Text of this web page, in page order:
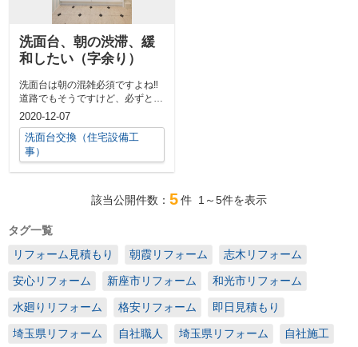
洗面台、朝の渋滞、緩
和したい（字余り）
洗面台は朝の混雑必須ですよね‼
道路でもそうですけど、必ずと言
っていいほど渋滞するポイントが
あるかと思...
2020-12-07
洗面台交換（住宅設備工
事）
該当公開件数： 5件 1～5件を表示
タグ一覧
リフォーム見積もり
朝霞リフォーム 志木リフォーム
安心リフォーム 新座市リフォーム 和光市リフォーム
水廻りリフォーム 格安リフォーム 即日見積もり
埼玉県リフォーム 自社職人 埼玉県リフォーム 自社施工